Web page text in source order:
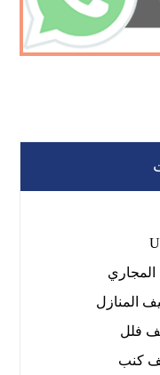
فلل
كنب